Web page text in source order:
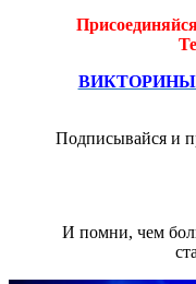
Подписывайся и
И помни, чем